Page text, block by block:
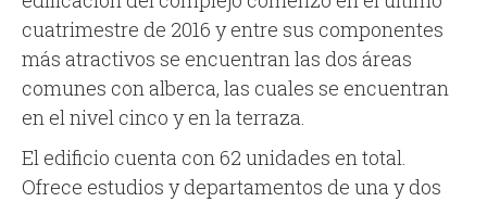
cuatrimestre de 2016 y entre sus componentes
más atractivos se encuentran las dos áreas
comunes con alberca, las cuales se encuentran
en el nivel cinco y en la terraza.
El edificio cuenta con 62 unidades en total.
Ofrece estudios y departamentos de una y dos